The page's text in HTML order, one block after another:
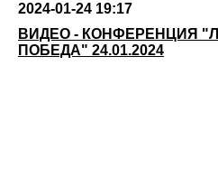
2024-01-24 19:17
ВИДЕО - КОНФЕРЕНЦИЯ
ПОБЕДА" 24.01.2024